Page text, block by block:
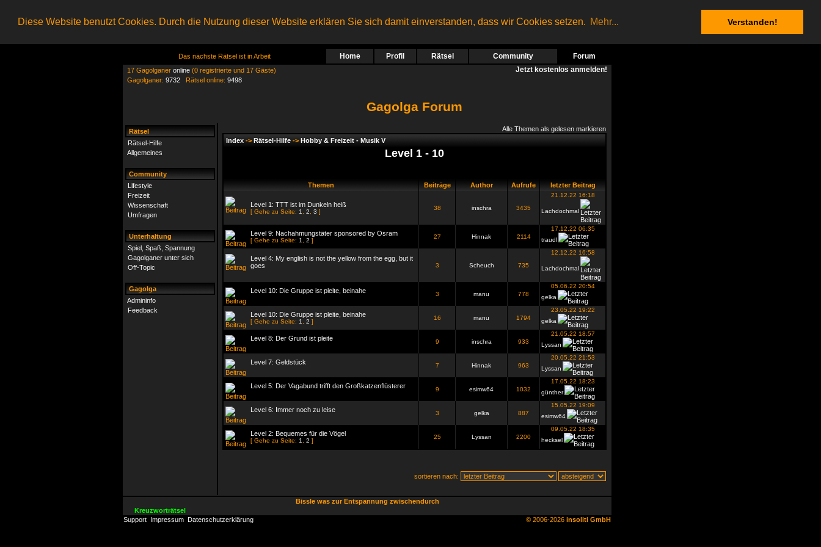
Diese Website benutzt Cookies. Durch die Nutzung dieser Website erklären Sie sich damit einverstanden, dass wir Cookies setzen. Mehr... Verstanden!
Das nächste Rätsel ist in Arbeit Home Profil Rätsel Community Forum
17 Gagolganer online (0 registrierte und 17 Gäste)
Gagolganer: 9732 Rätsel online: 9498
Jetzt kostenlos anmelden!
Gagolga Forum
Rätsel
Rätsel-Hilfe
Allgemeines
Community
Lifestyle
Freizeit
Wissenschaft
Umfragen
Unterhaltung
Spiel, Spaß, Spannung
Gagolganer unter sich
Off-Topic
Gagolga
Admininfo
Feedback
Alle Themen als gelesen markieren
Index -> Rätsel-Hilfe -> Hobby & Freizeit - Musik V
Level 1 - 10
Themen Beiträge Author Aufrufe letzter Beitrag
Level 1: TTT ist im Dunkeln heiß
[ Gehe zu Seite: 1 2 3 ]
38 inschra 3435
21.12.22 16:18
Lachdochmal
Level 9: Nachahmungstäter sponsored by Osram
[ Gehe zu Seite: 1 2 ]
27 Hinnak 2114
17.12.22 06:35
traudl
Level 4: My english is not the yellow from the egg, but it
goes
3 Scheuch 735
12.12.22 16:58
Lachdochmal
Level 10: Die Gruppe ist pleite, beinahe 3 manu 778
05.06.22 20:54
gelka
Level 10: Die Gruppe ist pleite, beinahe
[ Gehe zu Seite: 1 2 ]
16 manu 1794
23.05.22 19:22
gelka
Level 8: Der Grund ist pleite 9 inschra 933
21.05.22 18:57
Lyssan
Level 7: Geldstück 7 Hinnak 963
20.05.22 21:53
Lyssan
Level 5: Der Vagabund trifft den Großkatzenflüsterer 9 esimw64 1032
17.05.22 18:23
günther
Level 6: Immer noch zu leise 3 gelka 887
15.05.22 19:09
esimw64
Level 2: Bequemes für die Vögel
[ Gehe zu Seite: 1 2 ]
25 Lyssan 2200
09.05.22 18:35
hecksel
sortieren nach:
Bissle was zur Entspannung zwischendurch
Kreuzworträtsel
Support Impressum Datenschutzerklärung © 2006-2026 insoliti GmbH